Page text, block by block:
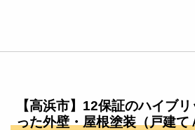
【高浜市】12保証のハイブ
った外壁・屋根塗装（戸建て